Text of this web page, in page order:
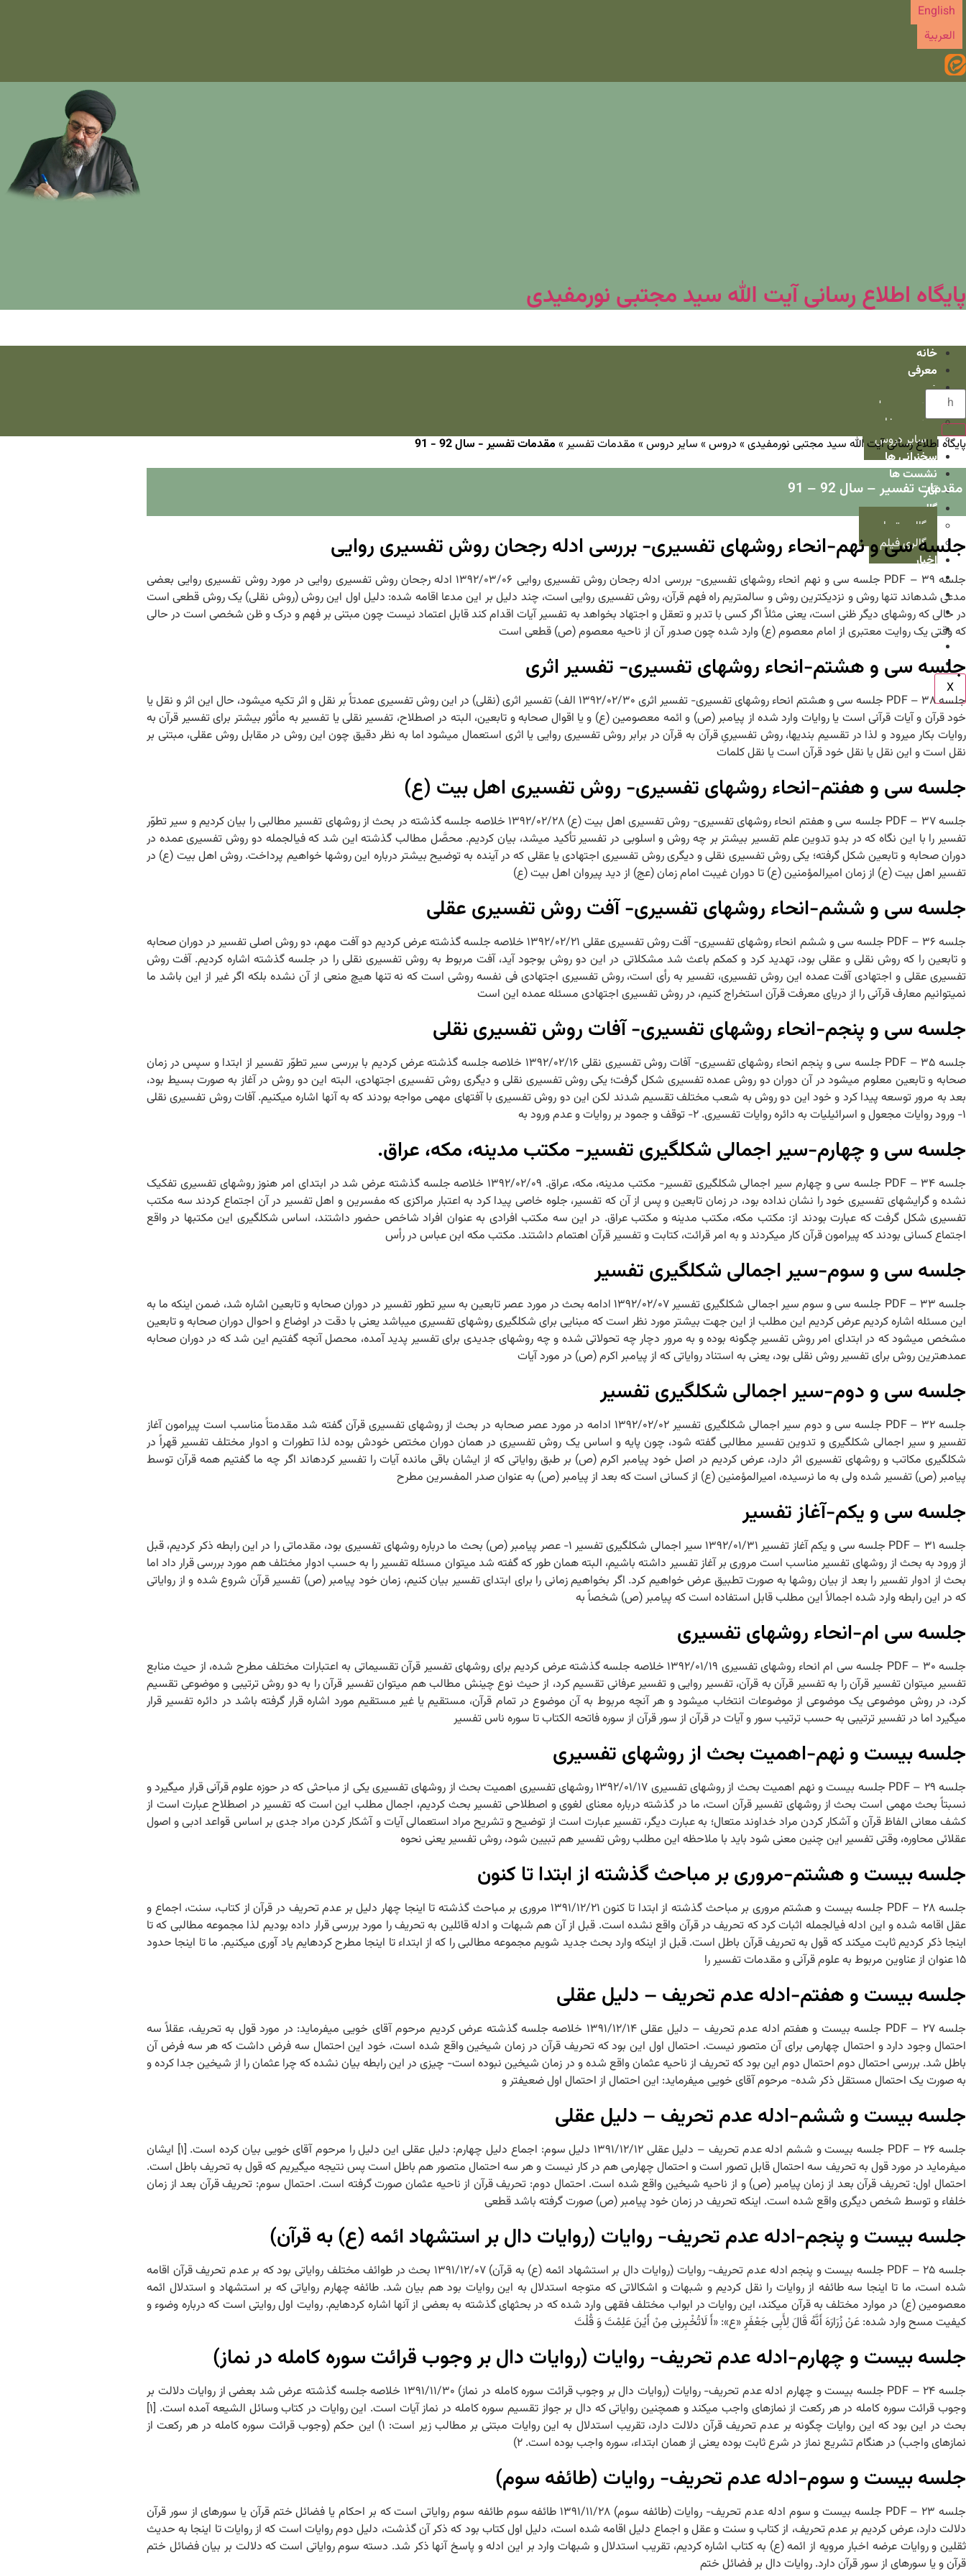
پرش
محتوا
English
العربیة
پایگاه اطلاع رسانی آیت الله سید مجتبی نورمفیدی
خانه
معرفی
دروس
دروس سطح
دروس خارج
سایر دروس
سخنرانی ها
نشست ها
آثار
گالری
گالری تصاویر
گالری فیلم
اخبار
مصاحبه ها
در قاب رسانه
تذکرات اخلاقی
پرسش و پاسخ
تماس با ما
X
پایگاه اطلاع رسانی آیت الله سید مجتبی نورمفیدی » دروس » سایر دروس » مقدمات تفسیر » مقدمات تفسیر - سال 92 - 91
مقدمات تفسیر – سال 92 – 91
جلسه سی و نهم-انحاء روش‏های تفسیری- بررسی ادله رجحان روش تفسیری روایی
جلسه ۳۹ – PDF جلسه سی و نهم انحاء روش‏های تفسیری- بررسی ادله رجحان روش تفسیری روایی ۱۳۹۲/۰۳/۰۶ ادله رجحان روش تفسیری روایی در مورد روش تفسیری روایی بعضی
مدعی شده‏اند تنها روش و نزدیک‏ترین روش و سالم‏تریم راه فهم قرآن، روش تفسیری روایی است، چند دلیل بر این مدعا اقامه شده: دلیل اول این روش (روش نقلی) یک روش قطعی است
در حالی که روش‏های دیگر ظنی است، یعنی مثلاً اگر کسی با تدبر و تعقل و اجتهاد بخواهد به تفسیر آیات اقدام کند قابل اعتماد نیست چون مبتنی بر فهم و درک و ظن شخصی است در حالی
که وقتی یک روایت معتبری از امام معصوم (ع) وارد شده چون صدور آن از ناحیه معصوم (ص) قطعی است
جلسه سی و هشتم-انحاء روش‏های تفسیری- تفسیر اثری
جلسه ۳۸ – PDF جلسه سی و هشتم انحاء روش‏های تفسیری- تفسیر اثری ۱۳۹۲/۰۲/۳۰ الف) تفسیر اثری (نقلی) در این روش تفسیری عمدتاً بر نقل و اثر تکیه می‏شود، حال این اثر و نقل یا
خود قرآن و آیات قرآنی است یا روایات وارد شده از پیامبر (ص) و ائمه معصومین (ع) و یا اقوال صحابه و تابعین، البته در اصطلاح، تفسیر نقلی یا تفسیر به مأثور بیشتر برای تفسیر قرآن به
روایات بکار می‏رود و لذا در تقسیم بندی‏ها، روش تفسیریِ قرآن به قرآن در برابر روش تفسیری روایی یا اثری استعمال می‏شود اما به نظر دقیق چون این روش در مقابل روش عقلی، مبتنی بر
نقل است و این نقل یا نقل خود قرآن است یا نقل کلمات
جلسه سی و هفتم-انحاء روش‏های تفسیری- روش تفسیری اهل بیت (ع)
جلسه ۳۷ – PDF جلسه سی و هفتم انحاء روش‏های تفسیری- روش تفسیری اهل بیت (ع) ۱۳۹۲/۰۲/۲۸ خلاصه جلسه گذشته در بحث از روش‏های تفسیر مطالبی را بیان کردیم و سیر تطوّر
تفسیر را با این نگاه که در بدو تدوین علم تفسیر بیشتر بر چه روش و اسلوبی در تفسیر تأکید می‏شد، بیان کردیم. محصَّل مطالب گذشته این شد که فی‏الجمله دو روش تفسیری عمده در
دوران صحابه و تابعین شکل گرفته؛ یکی روش تفسیری نقلی و دیگری روش تفسیری اجتهادی یا عقلی که در آینده به توضیح بیشتر درباره این روش‏ها خواهیم پرداخت. روش اهل بیت (ع) در
تفسیر اهل بیت (ع) از زمان امیرالمؤمنین (ع) تا دوران غیبت امام زمان (عج) از دید پیروان اهل بیت (ع)
جلسه سی و ششم-انحاء روش‏های تفسیری- آفت روش تفسیری عقلی
جلسه ۳۶ – PDF جلسه سی و ششم انحاء روش‏های تفسیری- آفت روش تفسیری عقلی ۱۳۹۲/۰۲/۲۱ خلاصه جلسه گذشته عرض کردیم دو آفت مهم، دو روش اصلی تفسیر در دوران صحابه
و تابعین را که روش نقلی و عقلی بود، تهدید کرد و کم‏کم باعث شد مشکلاتی در این دو روش بوجود آید، آفت مربوط به روش تفسیری نقلی را در جلسه گذشته اشاره کردیم. آفت روش
تفسیری عقلی و اجتهادی آفت عمده این روش تفسیری، تفسیر به رأی است، روش تفسیری اجتهادی فی نفسه روشی است که نه تنها هیچ منعی از آن نشده بلکه اگر غیر از این باشد ما
نمی‏توانیم معارف قرآنی را از دریای معرفت قرآن استخراج کنیم، در روش تفسیری اجتهادی مسئله عمده این است
جلسه سی و پنجم-انحاء روش‏های تفسیری- آفات روش تفسیری نقلی
جلسه ۳۵ – PDF جلسه سی و پنجم انحاء روش‏های تفسیری- آفات روش تفسیری نقلی ۱۳۹۲/۰۲/۱۶ خلاصه جلسه گذشته عرض کردیم با بررسی سیر تطوّر تفسیر از ابتدا و سپس در زمان
صحابه و تابعین معلوم می‏شود در آن دوران دو روش عمده تفسیری شکل گرفت؛ یکی روش تفسیری نقلی و دیگری روش تفسیری اجتهادی، البته این دو روش در آغاز به صورت بسیط بود،
بعد به مرور توسعه پیدا کرد و خود این دو روش به شعب مختلف تقسیم شدند لکن این دو روش تفسیری با آفت‏های مهمی مواجه بودند که به آنها اشاره می‏کنیم. آفات روش تفسیری نقلی
۱- ورود روایات مجعول و اسرائیلیات به دائره روایات تفسیری. ۲- توقف و جمود بر روایات و عدم ورود به
جلسه سی و چهارم-سیر اجمالی شکل‏گیری تفسیر- مکتب مدینه، مکه، عراق.
جلسه ۳۴ – PDF جلسه سی و چهارم سیر اجمالی شکل‏گیری تفسیر- مکتب مدینه، مکه، عراق. ۱۳۹۲/۰۲/۰۹ خلاصه جلسه گذشته عرض شد در ابتدای امر هنوز روش‏های تفسیری تفکیک
نشده و گرایش‏های تفسیری خود را نشان نداده بود، در زمان تابعین و پس از آن که تفسیر، جلوه خاصی پیدا کرد به اعتبار مراکزی که مفسرین و اهل تفسیر در آن اجتماع کردند سه مکتب
تفسیری شکل گرفت که عبارت بودند از: مکتب مکه، مکتب مدینه و مکتب عراق. در این سه مکتب افرادی به عنوان افراد شاخص حضور داشتند، اساس شکل‏گیری این مکتب‏ها در واقع
اجتماع کسانی بودند که پیرامون قرآن کار می‏کردند و به امر قرائت، کتابت و تفسیر قرآن اهتمام داشتند. مکتب مکه ابن عباس در رأس
جلسه سی و سوم-سیر اجمالی شکل‏گیری تفسیر
جلسه ۳۳ – PDF جلسه سی و سوم سیر اجمالی شکل‏گیری تفسیر ۱۳۹۲/۰۲/۰۷ ادامه بحث در مورد عصر تابعین به سیر تطور تفسیر در دوران صحابه و تابعین اشاره شد، ضمن اینکه ما به
این مسئله اشاره کردیم عرض کردیم این مطلب از این جهت بیشتر مورد نظر است که مبنایی برای شکل‏گیری روش‏های تفسیری می‏باشد یعنی با دقت در اوضاع و احوال دوران صحابه و تابعین
مشخص می‏شود که در ابتدای امر روش تفسیر چگونه بوده و به مرور دچار چه تحولاتی شده و چه روش‏های جدیدی برای تفسیر پدید آمده، محصل آنچه گفتیم این شد که در دوران صحابه
عمده‏ترین روش برای تفسیر روش نقلی بود، یعنی به استناد روایاتی که از پیامبر اکرم (ص) در مورد آیات
جلسه سی و دوم-سیر اجمالی شکل‏گیری تفسیر
جلسه ۳۲ – PDF جلسه سی و دوم سیر اجمالی شکل‏گیری تفسیر ۱۳۹۲/۰۲/۰۲ ادامه در مورد عصر صحابه در بحث از روش‏های تفسیری قرآن گفته شد مقدمتاً مناسب است پیرامون آغاز
تفسیر و سیر اجمالی شکل‏گیری و تدوین تفسیر مطالبی گفته شود، چون پایه و اساس یک روش تفسیری در همان دوران مختص خودش بوده لذا تطورات و ادوار مختلف تفسیر قهراً در
شکل‏گیری مکاتب و روش‏های تفسیری اثر دارد، عرض کردیم در اصل خود پیامبر اکرم (ص) بر طبق روایاتی که از ایشان باقی مانده آیات را تفسیر کرده‏اند اگر چه ما گفتیم همه قرآن توسط
پیامبر (ص) تفسیر شده ولی به ما نرسیده، امیرالمؤمنین (ع) از کسانی است که بعد از پیامبر (ص) به عنوان صدر المفسرین مطرح
جلسه سی و یکم-آغاز تفسیر
جلسه ۳۱ – PDF جلسه سی و یکم آغاز تفسیر ۱۳۹۲/۰۱/۳۱ سیر اجمالی شکل‏گیری تفسیر ۱- عصر پیامبر (ص) بحث ما درباره روش‏های تفسیری بود، مقدماتی را در این رابطه ذکر کردیم، قبل
از ورود به بحث از روش‏های تفسیر مناسب است مروری بر آغاز تفسیر داشته باشیم، البته همان طور که گفته شد می‏توان مسئله تفسیر را به حسب ادوار مختلف هم مورد بررسی قرار داد اما
بحث از ادوار تفسیر را بعد از بیان روش‏ها به صورت تطبیق عرض خواهیم کرد. اگر بخواهیم زمانی را برای ابتدای تفسیر بیان کنیم، زمان خود پیامبر (ص) تفسیر قرآن شروع شده و از روایاتی
که در این رابطه وارد شده اجمالاً این مطلب قابل استفاده است که پیامبر (ص) شخصاً به
جلسه سی ام-انحاء روش‏های تفسیری
جلسه ۳۰ – PDF جلسه سی ام انحاء روش‏های تفسیری ۱۳۹۲/۰۱/۱۹ خلاصه جلسه گذشته عرض کردیم برای روش‏های تفسیر قرآن تقسیماتی به اعتبارات مختلف مطرح شده، از حیث منابع
تفسیر می‏توان تفسیر قرآن را به تفسیر قرآن به قرآن، تفسیر روایی و تفسیر عرفانی تقسیم کرد، از حیث نوع چینش مطالب هم می‏توان تفسیر قرآن را به دو روش ترتیبی و موضوعی تقسیم
کرد، در روش موضوعی یک موضوعی از موضوعات انتخاب می‏شود و هر آنچه مربوط به آن موضوع در تمام قرآن، مستقیم یا غیر مستقیم مورد اشاره قرار گرفته باشد در دائره تفسیر قرار
می‏گیرد اما در تفسیر ترتیبی به حسب ترتیب سور و آیات در قرآن از سور قرآن از سوره فاتحه الکتاب تا سوره ناس تفسیر
جلسه بیست و نهم-اهمیت بحث از روش‏های تفسیری
جلسه ۲۹ – PDF جلسه بیست و نهم اهمیت بحث از روش‏های تفسیری ۱۳۹۲/۰۱/۱۷ روش‏های تفسیری اهمیت بحث از روش‏های تفسیری یکی از مباحثی که در حوزه علوم قرآنی قرار می‏گیرد و
نسبتاً بحث مهمی است بحث از روش‏های تفسیر قرآن است، ما در گذشته درباره معنای لغوی و اصطلاحی تفسیر بحث کردیم، اجمال مطلب این است که تفسیر در اصطلاح عبارت است از
کشف معانی الفاظ قرآن و آشکار کردن مراد خداوند متعال؛ به عبارت دیگر، تفسیر عبارت است از توضیح و تشریح مراد استعمالی آیات و آشکار کردن مراد جدی بر اساس قواعد ادبی و اصول
عقلائی محاوره، وقتی تفسیر این چنین معنی شود باید با ملاحظه این مطلب روش تفسیر هم تبیین شود، روش تفسیر یعنی نحوه
جلسه بیست و هشتم-مروری بر مباحث گذشته از ابتدا تا کنون
جلسه ۲۸ – PDF جلسه بیست و هشتم مروری بر مباحث گذشته از ابتدا تا کنون ۱۳۹۱/۱۲/۲۱ مروری بر مباحث گذشته تا اینجا چهار دلیل بر عدم تحریف در قرآن از کتاب، سنت، اجماع و
عقل اقامه شده و این ادله فی‏الجمله اثبات کرد که تحریف در قرآن واقع نشده است. قبل از آن هم شبهات و ادله قائلین به تحریف را مورد بررسی قرار داده بودیم لذا مجموعه مطالبی که تا
اینجا ذکر کردیم ثابت می‏کند که قول به تحریف قرآن باطل است. قبل از اینکه وارد بحث جدید شویم مجموعه مطالبی را که از ابتداء تا اینجا مطرح کرده‏ایم یاد آوری می‏کنیم. ما تا اینجا حدود
۱۵ عنوان از عناوین مربوط به علوم قرآنی و مقدمات تفسیر را
جلسه بیست و هفتم-ادله عدم تحریف – دلیل عقلی
جلسه ۲۷ – PDF جلسه بیست و هفتم ادله عدم تحریف – دلیل عقلی ۱۳۹۱/۱۲/۱۴ خلاصه جلسه گذشته عرض کردیم مرحوم آقای خویی می‏فرماید: در مورد قول به تحریف، عقلاً سه
احتمال وجود دارد و احتمال چهارمی برای آن متصور نیست. احتمال اول این بود که تحریف قرآن در زمان شیخین واقع شده است، خود این احتمال سه فرض داشت که هر سه فرض آن
باطل شد. بررسی احتمال دوم احتمال دوم این بود که تحریف از ناحیه عثمان واقع شده و در زمان شیخین نبوده است- چیزی در این رابطه بیان نشده که چرا عثمان را از شیخین جدا کرده و
به صورت یک احتمال مستقل ذکر شده- مرحوم آقای خویی می‏فرماید: این احتمال از احتمال اول ضعیف‏تر و
جلسه بیست و ششم-ادله عدم تحریف – دلیل عقلی
جلسه ۲۶ – PDF جلسه بیست و ششم ادله عدم تحریف – دلیل عقلی ۱۳۹۱/۱۲/۱۲ دلیل سوم: اجماع دلیل چهارم: دلیل عقلی این دلیل را مرحوم آقای خویی بیان کرده است. [۱] ایشان
می‏فرماید در مورد قول به تحریف سه احتمال قابل تصور است و احتمال چهارمی هم در کار نیست و هر سه احتمال متصور هم باطل است پس نتیجه می‏گیریم که قول به تحریف باطل است.
احتمال اول: تحریف قرآن بعد از زمان پیامبر (ص) و از ناحیه شیخین واقع شده است. احتمال دوم: تحریف قرآن از ناحیه عثمان صورت گرفته است. احتمال سوم: تحریف قرآن بعد از زمان
خلفاء و توسط شخص دیگری واقع شده است. اینکه تحریف در زمان خود پیامبر (ص) صورت گرفته باشد قطعی
جلسه بیست و پنجم-ادله عدم تحریف- روایات (روایات دال بر استشهاد ائمه (ع) به قرآن)
جلسه ۲۵ – PDF جلسه بیست و پنجم ادله عدم تحریف- روایات (روایات دال بر استشهاد ائمه (ع) به قرآن) ۱۳۹۱/۱۲/۰۷ بحث در طوائف مختلف روایاتی بود که بر عدم تحریف قرآن اقامه
شده است، ما تا اینجا سه طائفه از روایات را نقل کردیم و شبهات و اشکالاتی که متوجه استدلال به این روایات بود هم بیان شد. طائفه چهارم روایاتی که بر استشهاد و استدلال ائمه
معصومین (ع) در موارد مختلف به قرآن می‏کند، این روایات در ابواب مختلف فقهی وارد شده که در بحث‏های گذشته به بعضی از آنها اشاره کرده‏ایم. روایت اول روایتی است که درباره وضوء و
کیفیت مسح وارد شده: عَنْ زُرَارَهَ أَنَّهُ قَالَ لِأَبِی جَعْفَرٍ «ع»: «أَ لَاتُخْبِرنِی مِنْ أَیْنَ عَلِمْتَ وَ قُلْتَ
جلسه بیست و چهارم-ادله عدم تحریف- روایات (روایات دال بر وجوب قرائت سوره کامله در نماز)
جلسه ۲۴ – PDF جلسه بیست و چهارم ادله عدم تحریف- روایات (روایات دال بر وجوب قرائت سوره کامله در نماز) ۱۳۹۱/۱۱/۳۰ خلاصه جلسه گذشته عرض شد بعضی از روایات دلالت بر
وجوب قرائت سوره کامله در هر رکعت از نمازهای واجب می‏کند و همچنین روایاتی که دال بر جواز تقسیم سوره کامله در نماز آیات است. این روایات در کتاب وسائل الشیعه آمده است. [۱]
بحث در این بود که این روایات چگونه بر عدم تحریف قرآن دلالت دارد، تقریب استدلال به این روایات مبتنی بر مطالب زیر است: ۱) این حکم (وجوب قرائت سوره کامله در هر رکعت از
نمازهای واجب) در هنگام تشریع نماز در شرع ثابت بوده یعنی از همان ابتداء، سوره واجب بوده است. ۲)
جلسه بیست و سوم-ادله عدم تحریف- روایات (طائفه سوم)
جلسه ۲۳ – PDF جلسه بیست و سوم ادله عدم تحریف- روایات (طائفه سوم) ۱۳۹۱/۱۱/۲۸ طائفه سوم طائفه سوم روایاتی است که بر احکام یا فضائل ختم قرآن یا سوره‏ای از سور قرآن
دلالت دارد، عرض کردیم بر عدم تحریف، از کتاب و سنت و عقل و اجماع دلیل اقامه شده است، دلیل اول کتاب بود که ذکر آن گذشت، دلیل دوم روایات است که از روایات تا اینجا به حدیث
ثقلین و روایات عرضه اخبار مرویه از ائمه (ع) به کتاب اشاره کردیم، تقریب استدلال و شبهات وارد بر این ادله و پاسخ آنها ذکر شد. دسته سوم روایاتی است که دلالت بر بیان فضائل ختم
قرآن و یا سوره‏ای از سور قرآن دارد. روایات دال بر فضائل ختم